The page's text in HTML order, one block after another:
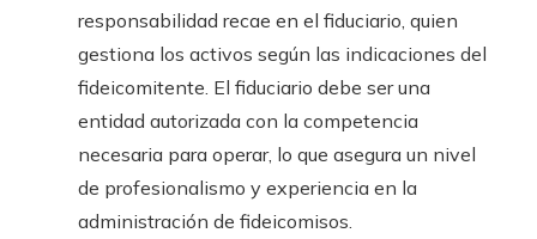
responsabilidad recae en el fiduciario, quien
gestiona los activos según las indicaciones del
fideicomitente. El fiduciario debe ser una
entidad autorizada con la competencia
necesaria para operar, lo que asegura un nivel
de profesionalismo y experiencia en la
administración de fideicomisos.